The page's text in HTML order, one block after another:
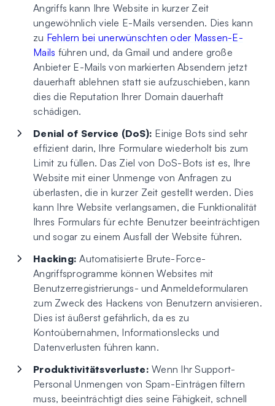
Angriffs kann Ihre Website in kurzer Zeit
ungewöhnlich viele E-Mails versenden. Dies kann
zu Fehlern bei unerwünschten oder Massen-E-
Mails führen und, da Gmail und andere große
Anbieter E-Mails von markierten Absendern jetzt
dauerhaft ablehnen statt sie aufzuschieben, kann
dies die Reputation Ihrer Domain dauerhaft
schädigen.
Denial of Service (DoS): Einige Bots sind sehr
effizient darin, Ihre Formulare wiederholt bis zum
Limit zu füllen. Das Ziel von DoS-Bots ist es, Ihre
Website mit einer Unmenge von Anfragen zu
überlasten, die in kurzer Zeit gestellt werden. Dies
kann Ihre Website verlangsamen, die Funktionalität
Ihres Formulars für echte Benutzer beeinträchtigen
und sogar zu einem Ausfall der Website führen.
Hacking: Automatisierte Brute-Force-
Angriffsprogramme können Websites mit
Benutzerregistrierungs- und Anmeldeformularen
zum Zweck des Hackens von Benutzern anvisieren.
Dies ist äußerst gefährlich, da es zu
Kontoübernahmen, Informationslecks und
Datenverlusten führen kann.
Produktivitätsverluste: Wenn Ihr Support-
Personal Unmengen von Spam-Einträgen filtern
muss, beeinträchtigt dies seine Fähigkeit, schnell